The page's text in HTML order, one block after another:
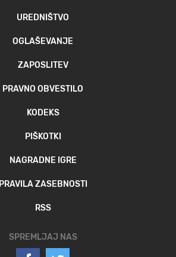
UREDNIŠTVO
OGLAŠEVANJE
ZAPOSLITEV
PRAVNO OBVESTILO
KODEKS
PIŠKOTKI
NAGRADNE IGRE
PRAVILA ZASEBNOSTI
RSS
SPREMLJAJ NAS